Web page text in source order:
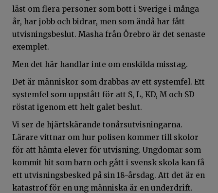
läst om flera personer som bott i Sverige i många
år, har jobb och bidrar, men som ändå har fått
utvisningsbeslut. Masha från Örebro är det senaste
exemplet.
Men det här handlar inte om enskilda misstag.
Det är människor som drabbas av ett systemfel. Ett
systemfel som uppstått för att S, L, KD, M och SD
röstat igenom ett helt galet beslut.
Vi ser de hjärtskärande tonårsutvisningarna.
Lärare vittnar om hur polisen kommer till skolor
för att hämta elever för utvisning. Ungdomar som
kommit hit som barn och gått i svensk skola kan få
ett utvisningsbesked på sin 18-årsdag. Att det är en
katastrof för en ung människa är en underdrift.